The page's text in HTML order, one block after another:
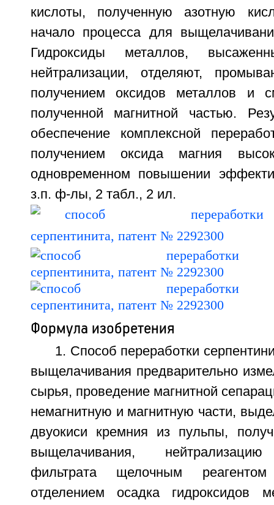
кислоты, полученную азотную
начало процесса для
Гидроксиды металлов,
нейтрализации, отделяют,
получением оксидов металлов и
полученной магнитной частью.
обеспечение комплексной
получением оксида магния
одновременном повышении
з.п. ф-лы, 2 табл., 2 ил.
Формула изобретения
1. Способ переработки
выщелачивания предварительно
сырья, проведение магнитной
немагнитную и магнитную части,
двуокиси кремния из пульпы,
выщелачивания, нейтрализацию
фильтрата щелочным
отделением осадка гидроксидов